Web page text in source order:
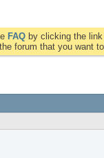
FAQ by clicking the
forum that you want